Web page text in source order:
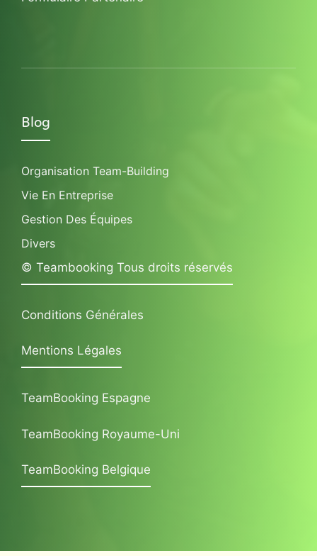
Blog
Organisation Team-Building
Vie En Entreprise
Gestion Des Équipes
Divers
© Teambooking Tous droits réservés
Conditions Générales
Mentions Légales
TeamBooking Espagne
TeamBooking Royaume-Uni
TeamBooking Belgique